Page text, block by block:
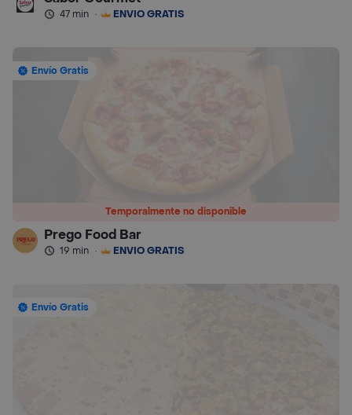
47 min · ENVÍO GRATIS
Temporalmente no disponible
Envío Gratis
Prego Food Bar
19 min · ENVÍO GRATIS
Envío Gratis